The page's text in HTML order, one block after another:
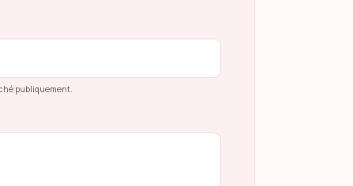
publiquement.